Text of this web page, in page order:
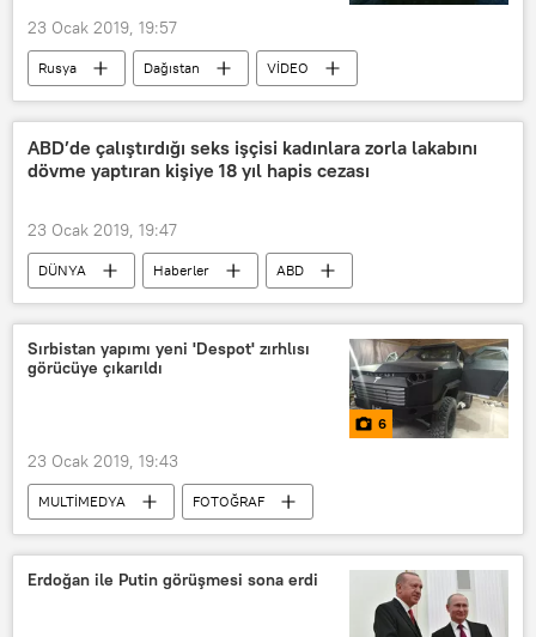
23 Ocak 2019, 19:57
Rusya Dağıstan VİDEO
ABD’de çalıştırdığı seks işçisi kadınlara zorla lakabını
dövme yaptıran kişiye 18 yıl hapis cezası
23 Ocak 2019, 19:47
DÜNYA Haberler
ABD
Geoffrey S. Berman
Lavellous Purcell
New York Güney Bölgesi Savcılığı
Seks işçiliği
Sırbistan yapımı yeni 'Despot' zırhlısı
görücüye çıkarıldı
6
23 Ocak 2019, 19:43
MULTİMEDYA
FOTOĞRAF
Sırbistan
Slavenko Ristic
Zırhlı araç
Erdoğan ile Putin görüşmesi sona erdi